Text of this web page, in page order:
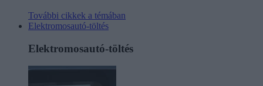
További cikkek a témában
Elektromosautó-töltés
Elektromosautó-töltés